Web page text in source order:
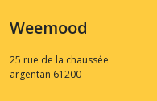
Weemood
25 rue de la chaussée
argentan 61200